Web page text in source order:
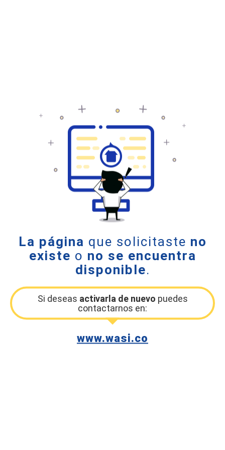
La página que solicitaste no
existe o no se encuentra
disponible.
Si deseas activarla de nuevo puedes
contactarnos en:
www.wasi.co